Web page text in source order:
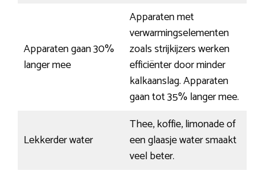
Apparaten gaan 30%
langer mee
Apparaten met
verwarmingselementen
zoals strijkijzers werken
efficiënter door minder
kalkaanslag. Apparaten
gaan tot 35% langer mee.
Lekkerder water
Thee, koffie, limonade of
een glaasje water smaakt
veel beter.